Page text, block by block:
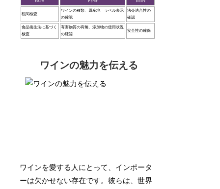
税関検査
ワインの種類、原産地、ラベル表示
の確認
法令適合性の
確認
食品衛生法に基づく
検査
有害物質の有無、添加物の使用状況
の確認
安全性の確保
ワインの魅力を伝える
ワインを愛する人にとって、インポータ
ーは欠かせない存在です。彼らは、世界